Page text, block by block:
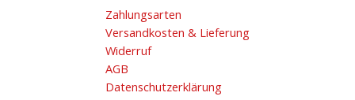
Zahlungsarten
Versandkosten & Lieferung
Widerruf
AGB
Datenschutzerklärung